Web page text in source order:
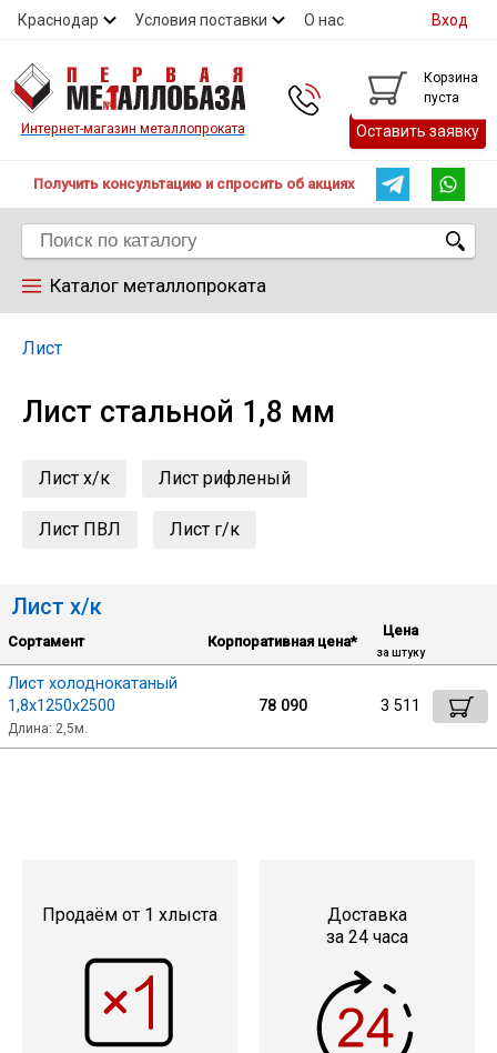
Краснодар Условия поставки О нас
Контакты
Контакты
Вход
Интернет-магазин металлопроката
Корзина
пуста
Оставить заявку
Получить консультацию и спросить об акциях
Каталог металлопроката
Труба
Швеллер
Сетка кладочная
Лист
Лист стальной 1,8 мм
Лист х/к Лист рифленый
Лист ПВЛ Лист г/к
Лист х/к
Сортамент Корпоративная цена*
Цена
за штуку
Лист холоднокатаный
1,8х1250х2500
Длина: 2,5м.
78 090 3 511
Продаём от 1 хлыста
Доставка
за 24 часа